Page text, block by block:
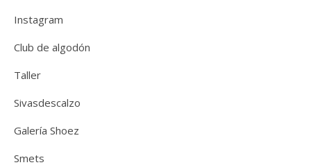
Instagram
Club de algodón
Taller
Sivasdescalzo
Galería Shoez
Smets